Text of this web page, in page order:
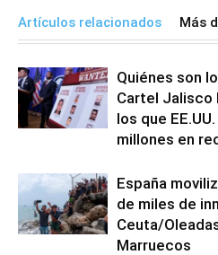
Artículos relacionados Más
Quiénes son
Cartel Jalisco
los que
millones en
España
de miles de
Ceuta/
Marruecos